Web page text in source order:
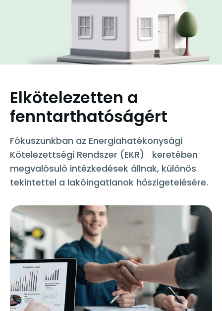
Elkötelezetten a
fenntarthatóságért
Fókuszunkban az Energiahatékonysági
Kötelezettségi Rendszer (EKR) keretében
megvalósuló intézkedések állnak, különös
tekintettel a lakóingatlanok hőszigetelésére.